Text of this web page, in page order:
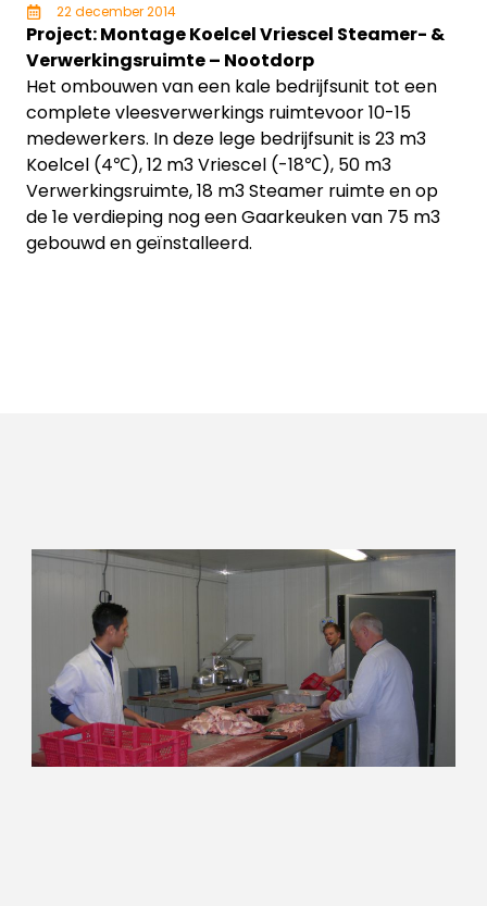
22 december 2014
Project: Montage Koelcel Vriescel Steamer- &
Verwerkingsruimte – Nootdorp
Het ombouwen van een kale bedrijfsunit tot een
complete vleesverwerkings ruimtevoor 10-15
medewerkers. In deze lege bedrijfsunit is 23 m3
Koelcel (4℃), 12 m3 Vriescel (-18℃), 50 m3
Verwerkingsruimte, 18 m3 Steamer ruimte en op
de 1e verdieping nog een Gaarkeuken van 75 m3
gebouwd en geïnstalleerd.